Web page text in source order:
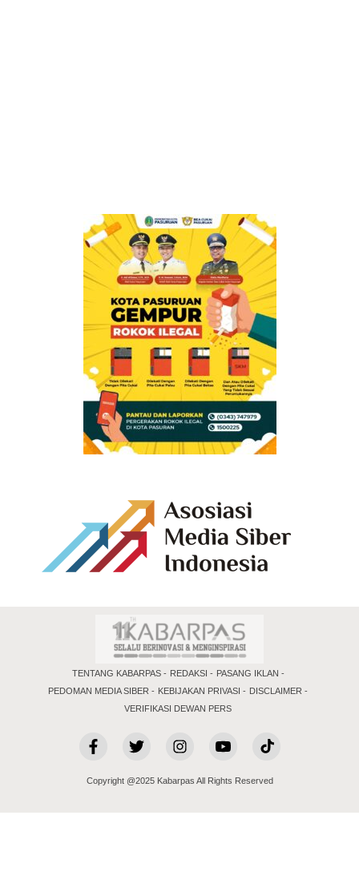
TENTANG KABARPAS REDAKSI
PASANG IKLAN
PEDOMAN MEDIA SIBER
KEBIJAKAN PRIVASI
DISCLAIMER
VERIFIKASI DEWAN PERS
Copyright @2025 Kabarpas All Rights Reserved